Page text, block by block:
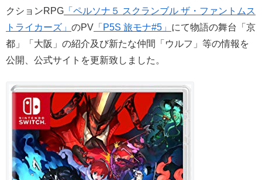
クションRPG 「ペルソナ５ スクランブル ザ・ファントムス
トライカーズ」 のPV 「P5S 旅モナ#5」 にて物語の舞台「京
都」「大阪」の紹介及び新たな仲間「ウルフ」等の情報を
公開、公式サイトを更新致しました。